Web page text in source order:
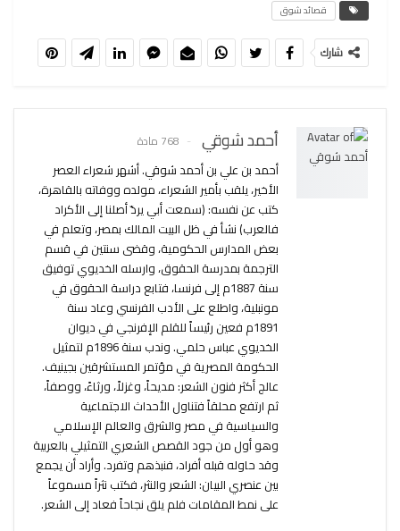
قصائد شوق
شارك
أحمد شوقي 768 مادة
أحمد بن علي بن أحمد شوقي. أشهر شعراء العصر
الأخير، يلقب بأمير الشعراء، مولده ووفاته بالقاهرة،
كتب عن نفسه: (سمعت أبي يردّ أصلنا إلى الأكراد
فالعرب) نشأ في ظل البيت المالك بمصر، وتعلم في
بعض المدارس الحكومية، وقضى سنتين في قسم
الترجمة بمدرسة الحقوق، وارسله الخديوي توفيق
سنة 1887م إلى فرنسا، فتابع دراسة الحقوق في
مونبلية، واطلع على الأدب الفرنسي وعاد سنة
1891م فعين رئيساً للقلم الإفرنجي في ديوان
الخديوي عباس حلمي. وندب سنة 1896م لتمثيل
الحكومة المصرية في مؤتمر المستشرقين بجينيف.
عالج أكثر فنون الشعر: مديحاً، وغزلاً، ورثاءً، ووصفاً،
ثم ارتفع محلقاً فتناول الأحداث الاجتماعية
والسياسية في مصر والشرق والعالم الإسلامي
وهو أول من جود القصص الشعري التمثيلي بالعربية
وقد حاوله قبله أفراد، فنبذهم وتفرد. وأراد أن يجمع
بين عنصري البيان: الشعر والنثر، فكتب نثراً مسموعاً
على نمط المقامات فلم يلق نجاحاً فعاد إلى الشعر.